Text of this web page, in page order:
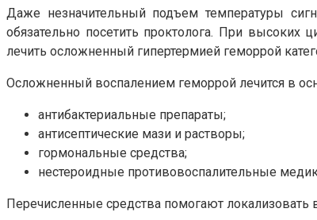
Даже незначительный подъем температуры
обязательно посетить проктолога. При
лечить осложненный гипертермией геморрой
Осложненный воспалением геморрой лечится в
антибактериальные препараты;
антисептические мази и растворы;
гормональные средства;
нестероидные противовоспалительные
Перечисленные средства помогают локализовать